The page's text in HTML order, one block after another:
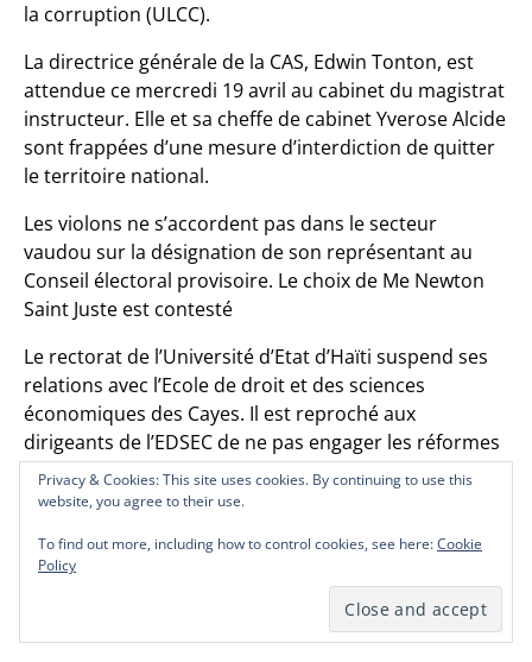
Privacy & Cookies: This site uses cookies. By continuing to use this
website, you agree to their use.
To find out more, including how to control cookies, see here:Cookie
Policy
la corruption (ULCC).
La directrice générale de la CAS, Edwin Tonton, est
attendue ce mercredi 19 avril au cabinet du magistrat
instructeur. Elle et sa cheffe de cabinet Yverose Alcide
sont frappées d’une mesure d’interdiction de quitter
le territoire national.
Les violons ne s’accordent pas dans le secteur
vaudou sur la désignation de son représentant au
Conseil électoral provisoire. Le choix de Me Newton
Saint Juste est contesté
Le rectorat de l’Université d’Etat d’Haïti suspend ses
relations avec l’Ecole de droit et des sciences
économiques des Cayes. Il est reproché aux
dirigeants de l’EDSEC de ne pas engager les réformes
proposées par le conseil exécutif de l’UEH.
Il est également interdit à l’Ecole de droit et des
sciences économiques des Cayes d’utiliser le nom et
lelogo
Privacy & Cookies: This site uses cookies. By continuing to use this
website, you agree to their use.
To find out more, including how to control cookies, see here:Cookie
Policy
Privacy & Cookies: This site uses cookies. By continuing to use this
website, you agree to their use.
To find out more, including how to control cookies, see here:Cookie
Policy